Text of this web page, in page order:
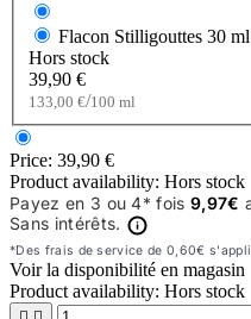
Flacon Stilligouttes 30 ml
Hors stock
39,90 €
133,00 €/100 ml
Price: 39,90 €
Product availability: Hors stock
Voir la disponibilité en magasin
Product availability: Hors stock